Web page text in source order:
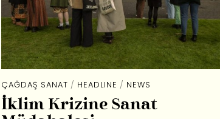
ÇAĞDAŞ SANAT / HEADLINE / NEWS
İklim Krizine Sanat